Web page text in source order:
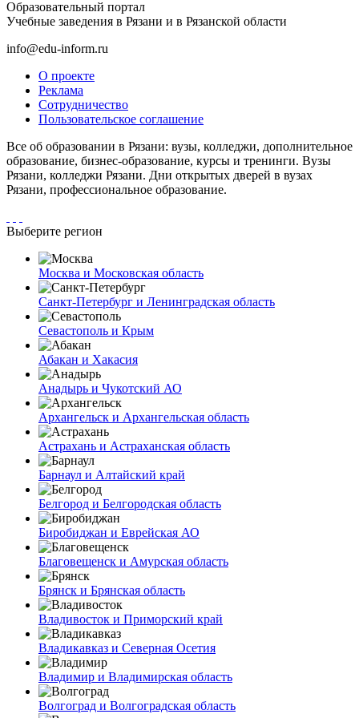
Образовательный портал
Учебные заведения в Рязани и в Рязанской области
info@edu-inform.ru
О проекте
Реклама
Сотрудничество
Пользовательское соглашение
Все об образовании в Рязани: вузы, колледжи, дополнительное
образование, бизнес-образование, курсы и тренинги. Вузы
Рязани, колледжи Рязани. Дни открытых дверей в вузах
Рязани, профессиональное образование.
Выберите регион
Москва и Московская область
Санкт-Петербург и Ленинградская область
Севастополь и Крым
Абакан и Хакасия
Анадырь и Чукотский АО
Архангельск и Архангельская область
Астрахань и Астраханская область
Барнаул и Алтайский край
Белгород и Белгородская область
Биробиджан и Еврейская АО
Благовещенск и Амурская область
Брянск и Брянская область
Владивосток и Приморский край
Владикавказ и Северная Осетия
Владимир и Владимирская область
Волгоград и Волгоградская область